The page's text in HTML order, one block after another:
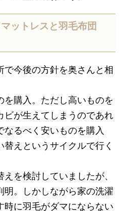
ットレスと羽毛布団
で今後の方針を奥さんと相
を購入。ただし高いものを
ビが生えてしまうのであれ
るべく安いものを購入
替えというサイクルで行く
えを検討していましたが、
明。しかしながら家の洗濯
時に羽毛がダマにならない